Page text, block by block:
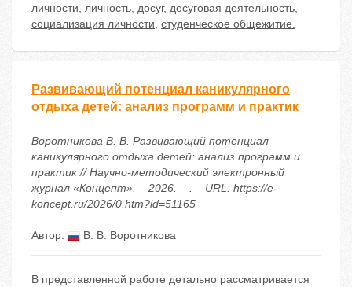
личности, личность, досуг, досуговая деятельность,
социализация личности, студенческое общежитие.
Развивающий потенциал каникулярного
отдыха детей: анализ программ и практик
Воротникова В. В. Развивающий потенциал
каникулярного отдыха детей: анализ программ и
практик // Научно-методический электронный
журнал «Концепт». – 2026. – . – URL: https://e-
koncept.ru/2026/0.htm?id=51165
Автор: В. В. Воротникова
В представленной работе детально рассматривается